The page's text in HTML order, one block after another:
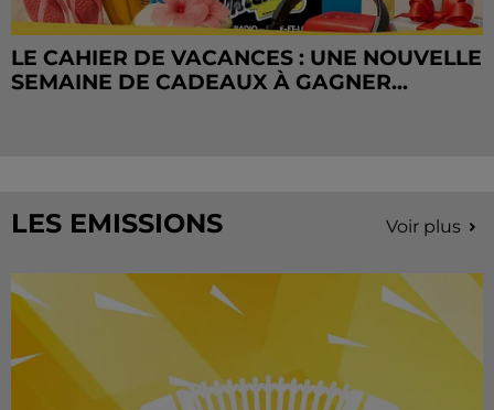
LE CAHIER DE VACANCES : UNE NOUVELLE
SEMAINE DE CADEAUX À GAGNER...
LES EMISSIONS Voir plus